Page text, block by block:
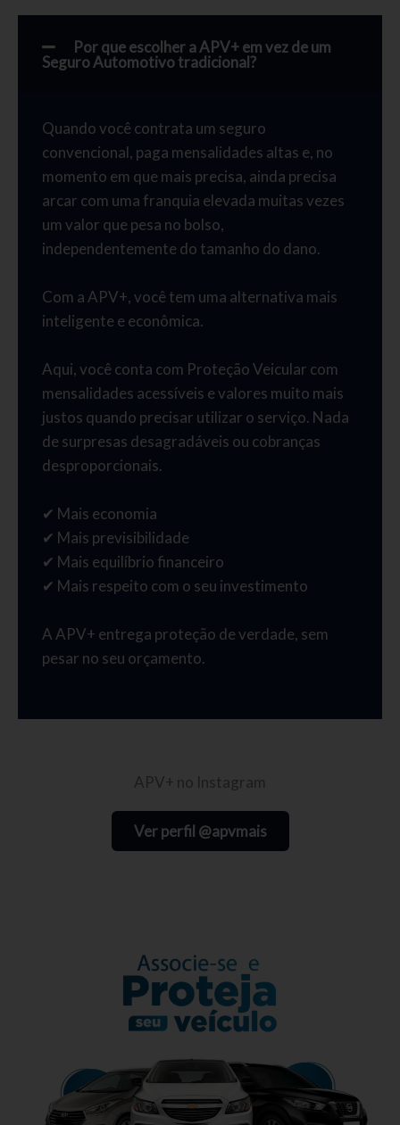
Por que escolher a APV+ em vez de um
Seguro Automotivo tradicional?
Quando você contrata um seguro
convencional, paga mensalidades altas e, no
momento em que mais precisa, ainda precisa
arcar com uma franquia elevada muitas vezes
um valor que pesa no bolso,
independentemente do tamanho do dano.
Com a APV+, você tem uma alternativa mais
inteligente e econômica.
Aqui, você conta com Proteção Veicular com
mensalidades acessíveis e valores muito mais
justos quando precisar utilizar o serviço. Nada
de surpresas desagradáveis ou cobranças
desproporcionais.
✔ Mais economia
✔ Mais previsibilidade
✔ Mais equilíbrio financeiro
✔ Mais respeito com o seu investimento
A APV+ entrega proteção de verdade, sem
pesar no seu orçamento.
APV+ no Instagram
Ver perfil @apvmais